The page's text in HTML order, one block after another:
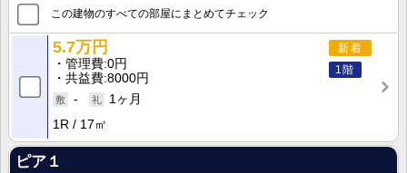
この建物のすべての部屋にまとめてチェック
新着
1階
5.7万円
管理費 0円
共益費 8000円
-
1ヶ月
1R
17㎡
ピア１